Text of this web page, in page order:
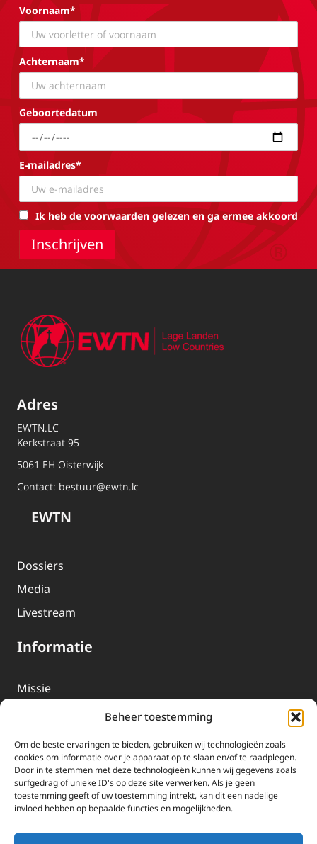
Beheer toestemming
Om de beste ervaringen te bieden, gebruiken wij technologieën zoals
cookies om informatie over je apparaat op te slaan en/of te raadplegen.
Door in te stemmen met deze technologieën kunnen wij gegevens zoals
surfgedrag of unieke ID's op deze site verwerken. Als je geen
toestemming geeft of uw toestemming intrekt, kan dit een nadelige
invloed hebben op bepaalde functies en mogelijkheden.
Voornaam*
Achternaam*
Geboortedatum
E-mailadres*
Ik heb de voorwaarden gelezen en ga ermee akkoord
Adres
EWTN.LC
Kerkstraat 95
5061 EH Oisterwijk
Contact: bestuur@ewtn.lc
EWTN
Dossiers
Media
Livestream
Informatie
Missie
EWTN-Team
Organisatiegegevens
Doneren